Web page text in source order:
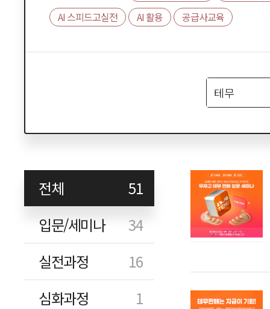
AI 스피드고실전
AI 활용 공급사교육
전체
51
입문/세미나
34
실전과정
16
심화과정
1